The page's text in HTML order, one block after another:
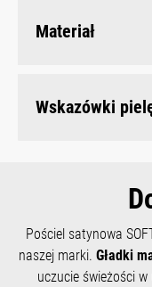
Materiał
Wskazówki
Pościel satynowa
naszej marki. Gładki
uczucie świeżości